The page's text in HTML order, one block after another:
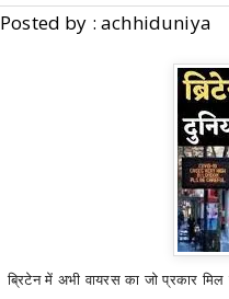
Posted by : achhiduniya
ब्रिटेन में अभी वायरस का जो प्रकार मिल